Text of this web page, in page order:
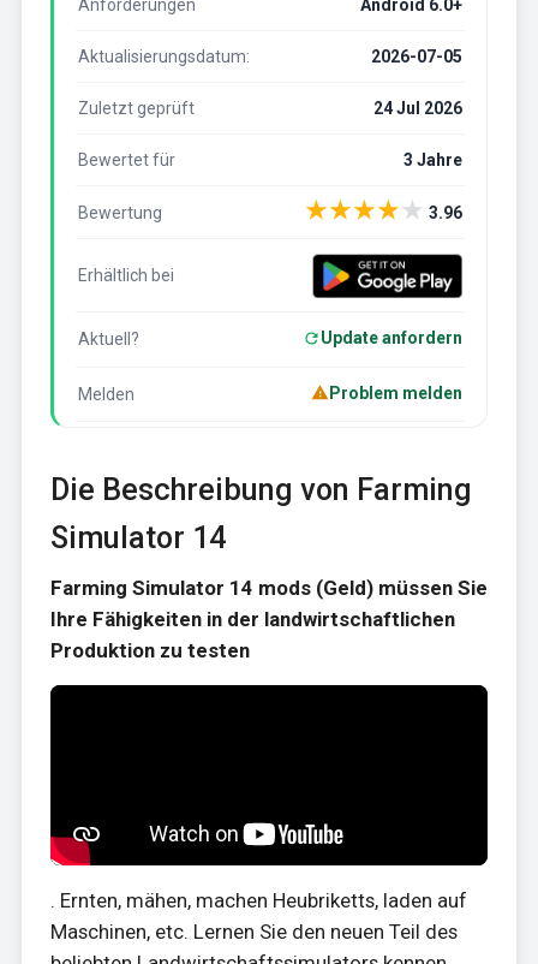
Anforderungen Android 6.0+
Aktualisierungsdatum: 2026-07-05
Zuletzt geprüft 24 Jul 2026
Bewertet für 3 Jahre
Bewertung ★★★★★ 3.96
Erhältlich bei
Aktuell? Update anfordern
Melden Problem melden
Die Beschreibung von Farming
Simulator 14
Farming Simulator 14 mods (Geld) müssen Sie
Ihre Fähigkeiten in der landwirtschaftlichen
Produktion zu testen
. Ernten, mähen, machen Heubriketts, laden auf
Maschinen, etc. Lernen Sie den neuen Teil des